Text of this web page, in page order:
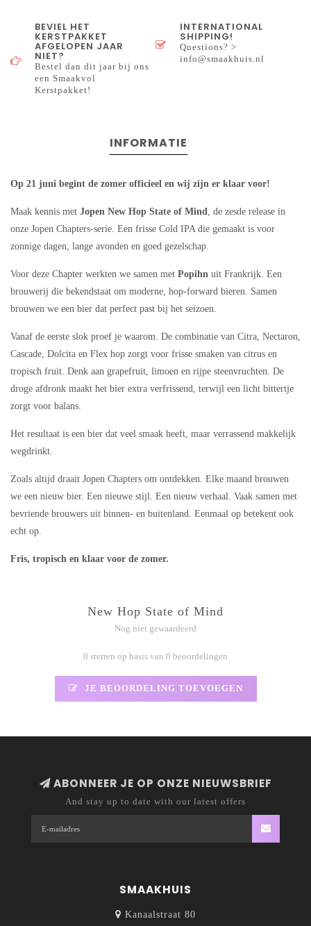
BEVIEL HET
KERSTPAKKET
AFGELOPEN JAAR
NIET?
Bestel dan dit jaar bij ons
een Smaakvol
Kerstpakket!
INTERNATIONAL
SHIPPING!
Questions? >
info@smaakhuis.nl
INFORMATIE
Op 21 juni begint de zomer officieel en wij zijn er klaar voor!
Maak kennis met Jopen New Hop State of Mind, de zesde release in
onze Jopen Chapters-serie. Een frisse Cold IPA die gemaakt is voor
zonnige dagen, lange avonden en goed gezelschap.
Voor deze Chapter werkten we samen met Popihn uit Frankrijk. Een
brouwerij die bekendstaat om moderne, hop-forward bieren. Samen
brouwen we een bier dat perfect past bij het seizoen.
Vanaf de eerste slok proef je waarom. De combinatie van Citra, Nectaron,
Cascade, Dolcita en Flex hop zorgt voor frisse smaken van citrus en
tropisch fruit. Denk aan grapefruit, limoen en rijpe steenvruchten. De
droge afdronk maakt het bier extra verfrissend, terwijl een licht bittertje
zorgt voor balans.
Het resultaat is een bier dat veel smaak heeft, maar verrassend makkelijk
wegdrinkt.
Zoals altijd draait Jopen Chapters om ontdekken. Elke maand brouwen
we een nieuw bier. Een nieuwe stijl. Een nieuw verhaal. Vaak samen met
bevriende brouwers uit binnen- en buitenland. Eenmaal op betekent ook
echt op.
Fris, tropisch en klaar voor de zomer.
New Hop State of Mind
Nog niet gewaardeerd
0 sterren op basis van 0 beoordelingen
JE BEOORDELING TOEVOEGEN
ABONNEER JE OP ONZE NIEUWSBRIEF
And stay up to date with our latest offers
SMAAKHUIS
Kanaalstraat 80